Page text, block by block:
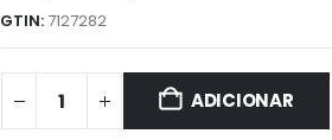
GTIN: 7127282
ADICIONAR